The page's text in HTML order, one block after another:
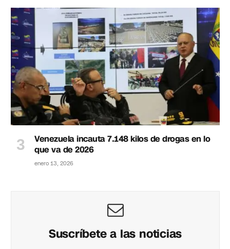
Venezuela incauta 7.148 kilos de drogas en lo
que va de 2026
enero 13, 2026
Suscríbete a las noticias